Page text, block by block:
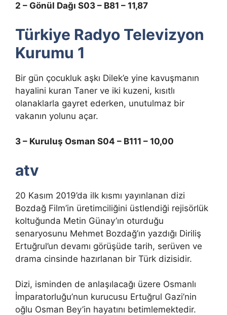
2 – Gönül Dağı S03 – B81 – 11,87
Türkiye Radyo Televizyon
Kurumu 1
Bir gün çocukluk aşkı Dilek’e yine kavuşmanın
hayalini kuran Taner ve iki kuzeni, kısıtlı
olanaklarla gayret ederken, unutulmaz bir
vakanın yolunu açar.
3 – Kuruluş Osman S04 – B111 – 10,00
atv
20 Kasım 2019’da ilk kısmı yayınlanan dizi
Bozdağ Film’in üretimciliğini üstlendiği rejisörlük
koltuğunda Metin Günay’ın oturduğu
senaryosunu Mehmet Bozdağ’ın yazdığı Diriliş
Ertuğrul’un devamı görüşüde tarih, serüven ve
drama cinsinde hazırlanan bir Türk dizisidir.
Dizi, isminden de anlaşılacağı üzere Osmanlı
İmparatorluğu’nun kurucusu Ertuğrul Gazi’nin
oğlu Osman Bey’in hayatını betimlemektedir.